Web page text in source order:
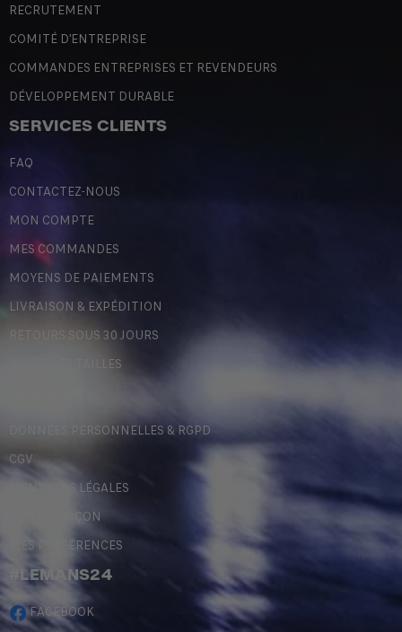
RECRUTEMENT
COMITÉ D'ENTREPRISE
COMMANDES ENTREPRISES ET REVENDEURS
DÉVELOPPEMENT DURABLE
SERVICES CLIENTS
FAQ
CONTACTEZ-NOUS
MON COMPTE
MES COMMANDES
MOYENS DE PAIEMENTS
LIVRAISON & EXPÉDITION
RETOURS SOUS 30 JOURS
GUIDE DES TAILLES
DONNÉES PERSONNELLES & RGPD
CGV
MENTIONS LÉGALES
CONTREFAÇON
MES PRÉFÉRENCES
#LEMANS24
FACEBOOK